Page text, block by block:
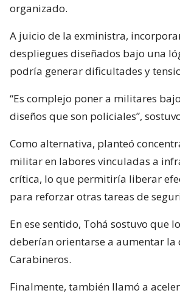
organizado.
A juicio de la exministra,
despliegues diseñados bajo una
podría generar dificultades y
“Es complejo poner a militares
diseños que son policiales”,
Como alternativa, planteó
militar en labores vinculadas a
crítica, lo que permitiría liberar
para reforzar otras tareas de
En ese sentido, Tohá sostuvo que
deberían orientarse a aumentar la
Carabineros.
Finalmente, también llamó a